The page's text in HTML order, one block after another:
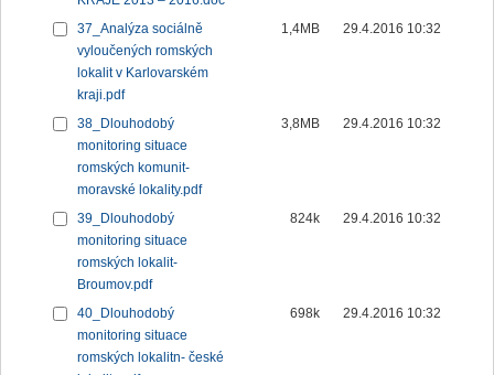
37_Analýza sociálně
vyloučených romských
lokalit v Karlovarském
kraji.pdf
1,4MB 29.4.2016 10:32
38_Dlouhodobý
monitoring situace
romských komunit-
moravské lokality.pdf
3,8MB 29.4.2016 10:32
39_Dlouhodobý
monitoring situace
romských lokalit-
Broumov.pdf
824k 29.4.2016 10:32
40_Dlouhodobý
monitoring situace
romských lokalitn- české
698k 29.4.2016 10:32